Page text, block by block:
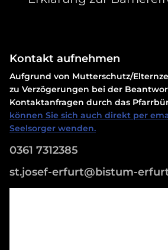
Kontakt aufnehmen
Aufgrund von Mutterschutz/
zu Verzögerungen bei der
Kontaktanfragen durch das
können Sie sich auch direkt per
Seelsorger wenden.
0361 7312385
st.josef-erfurt@bistum-